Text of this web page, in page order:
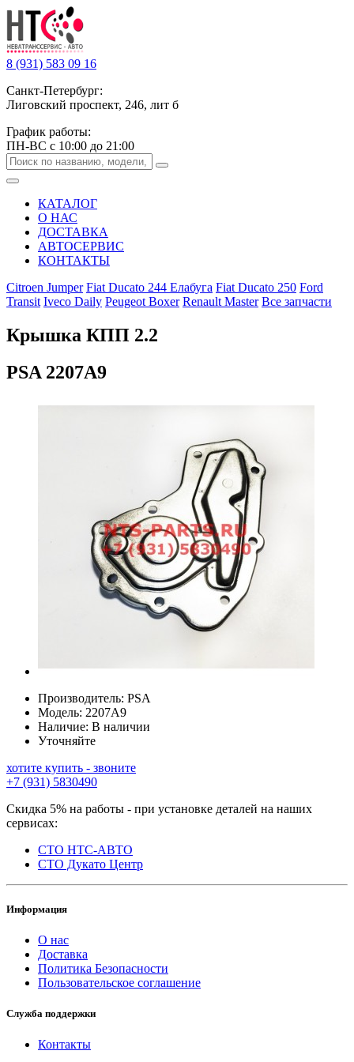
8 (931) 583 09 16
Санкт-Петербург:
Лиговский проспект, 246, лит б
График работы:
ПН-ВС с 10:00 до 21:00
КАТАЛОГ
О НАС
ДОСТАВКА
АВТОСЕРВИС
КОНТАКТЫ
Citroen Jumper Fiat Ducato 244 Елабуга Fiat Ducato 250 Ford
Transit Iveco Daily Peugeot Boxer Renault Master Все запчасти
Крышка КПП 2.2
PSA 2207A9
Производитель: PSA
Модель: 2207A9
Наличие: В наличии
Уточняйте
хотите купить - звоните
+7 (931) 5830490
Скидка 5% на работы - при установке деталей на наших
сервисах:
СТО НТС-АВТО
СТО Дукато Центр
Информация
О нас
Доставка
Политика Безопасности
Пользовательское соглашение
Служба поддержки
Контакты